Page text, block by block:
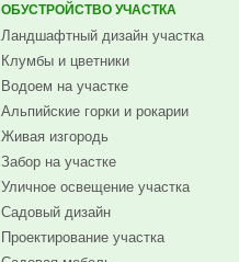
ОБУСТРОЙСТВО УЧАСТКА
Ландшафтный дизайн участка
Клумбы и цветники
Водоем на участке
Альпийские горки и рокарии
Живая изгородь
Забор на участке
Уличное освещение участка
Садовый дизайн
Проектирование участка